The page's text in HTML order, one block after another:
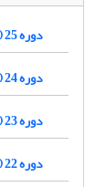
دوره 25 (1405)
دوره 24 (1404)
دوره 23 (1403)
دوره 22 (1402)